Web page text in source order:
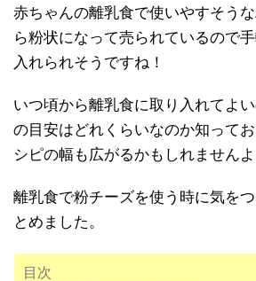
赤ちゃんの離乳食で使いやすそう
ら粉状になって売られているので
入れられそうですね！
いつ頃から離乳食に取り入れてよ
の目安はどれくらいなのか知って
シピの幅も広がるかもしれませんよ
離乳食で粉チーズを使う時に気を
とめました。
目次